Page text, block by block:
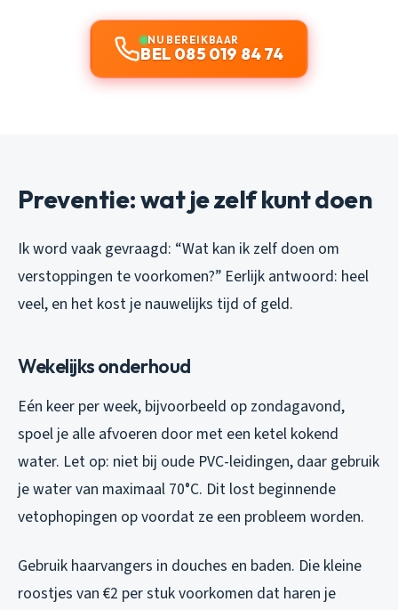
NU BEREIKBAAR
BEL 085 019 84 74
Preventie: wat je zelf kunt doen
Ik word vaak gevraagd: “Wat kan ik zelf doen om
verstoppingen te voorkomen?” Eerlijk antwoord: heel
veel, en het kost je nauwelijks tijd of geld.
Wekelijks onderhoud
Eén keer per week, bijvoorbeeld op zondagavond,
spoel je alle afvoeren door met een ketel kokend
water. Let op: niet bij oude PVC-leidingen, daar gebruik
je water van maximaal 70°C. Dit lost beginnende
vetophopingen op voordat ze een probleem worden.
Gebruik haarvangers in douches en baden. Die kleine
roostjes van €2 per stuk voorkomen dat haren je